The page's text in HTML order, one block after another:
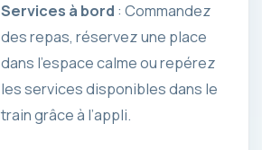
Services à bord : Commandez
des repas, réservez une place
dans l’espace calme ou repérez
les services disponibles dans le
train grâce à l’appli.